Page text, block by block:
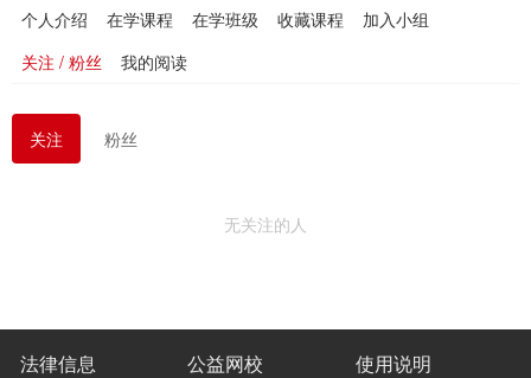
个人介绍 在学课程 在学班级 收藏课程
加入小组
关注 / 粉丝
我的阅读
关注 粉丝
无关注的人
法律信息 公益网校 使用说明